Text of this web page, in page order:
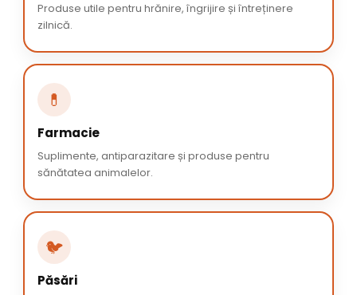
Produse utile pentru hrănire, îngrijire și întreținere
zilnică.
💊
Farmacie
Suplimente, antiparazitare și produse pentru
sănătatea animalelor.
🐦
Păsări